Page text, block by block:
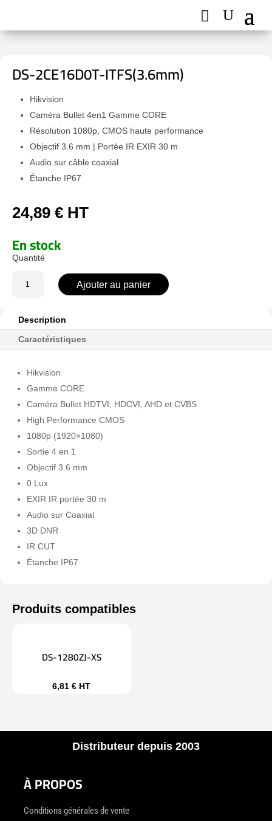
DS-2CE16D0T-ITFS(3.6mm)
Hikvision
Caméra Bullet 4en1 Gamme CORE
Résolution 1080p, CMOS haute performance
Objectif 3.6 mm | Portée IR EXIR 30 m
Audio sur câble coaxial
Étanche IP67
24,89 € HT
En stock
2CE16D0T-
ITFS(3.6mm)
Ajouter au panier
Description
Caractéristiques
Hikvision
Gamme CORE
Caméra Bullet HDTVI, HDCVI, AHD et CVBS
High Performance CMOS
1080p (1920×1080)
Sortie 4 en 1
Objectif 3.6 mm
0 Lux
EXIR IR portée 30 m
Audio sur Coaxial
3D DNR
IR CUT
Étanche IP67
DS-1280ZJ-XS
6,81€ HT
Distributeur depuis 2003
À PROPOS
Conditions générales de vente